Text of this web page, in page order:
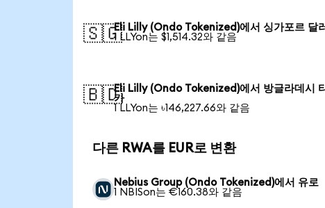
🇸🇬Eli Lilly (Ondo Tokenized)에서 싱가포르 달
1 LLYon는 $1,514.32와 같음
🇧🇩Eli Lilly (Ondo Tokenized)에서 방글라데시
카
1 LLYon는 ৳146,227.66와 같음
다른 RWA를 EUR로 변환
Nebius Group (Ondo Tokenized)에서 유로
1 NBISon는 €160.38와 같음